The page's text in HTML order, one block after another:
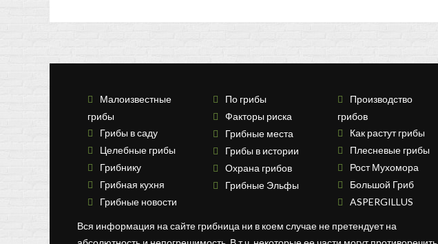
Малоизвестные
грибы
Грибы в саду
Целебные грибы
Грибнику
Грибная кухня
Грибные новости
По грибы
Факторы риска
Грибные места
Грибы в истории
Охрана грибов
Грибные Эльфы
Производство
грибов
Как растут грибы
Плесневые грибы
Рост Мухомора
Большой Гриб
ASPERGILLUS
Вся информация на сайте грибница ни в коем случае не претендует на